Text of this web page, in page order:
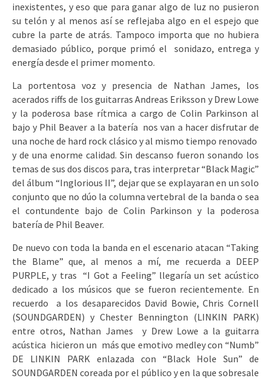
inexistentes, y eso que para ganar algo de luz no pusieron
su telón y al menos así se reflejaba algo en el espejo que
cubre la parte de atrás. Tampoco importa que no hubiera
demasiado público, porque primó el sonidazo, entrega y
energía desde el primer momento.
La portentosa voz y presencia de Nathan James, los
acerados riffs de los guitarras Andreas Eriksson y Drew Lowe
y la poderosa base rítmica a cargo de Colin Parkinson al
bajo y Phil Beaver a la batería nos van a hacer disfrutar de
una noche de hard rock clásico y al mismo tiempo renovado
y de una enorme calidad. Sin descanso fueron sonando los
temas de sus dos discos para, tras interpretar “Black Magic”
del álbum “Inglorious II”, dejar que se explayaran en un solo
conjunto que no dúo la columna vertebral de la banda o sea
el contundente bajo de Colin Parkinson y la poderosa
batería de Phil Beaver.
De nuevo con toda la banda en el escenario atacan “Taking
the Blame” que, al menos a mí, me recuerda a DEEP
PURPLE, y tras “I Got a Feeling” llegaría un set acústico
dedicado a los músicos que se fueron recientemente. En
recuerdo a los desaparecidos David Bowie, Chris Cornell
(SOUNDGARDEN) y Chester Bennington (LINKIN PARK)
entre otros, Nathan James y Drew Lowe a la guitarra
acústica hicieron un más que emotivo medley con “Numb”
DE LINKIN PARK enlazada con “Black Hole Sun” de
SOUNDGARDEN coreada por el público y en la que sobresale